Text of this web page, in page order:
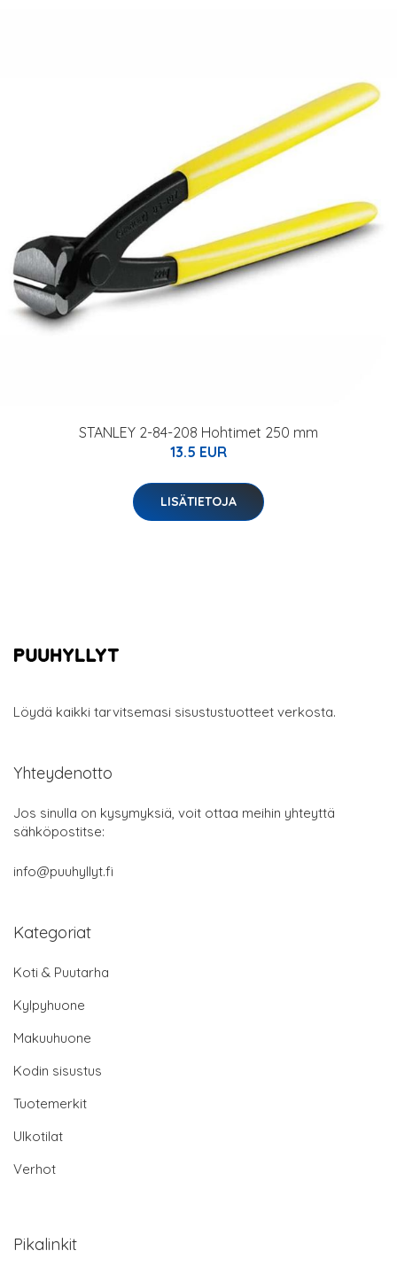
STANLEY 2-84-208 Hohtimet 250 mm
13.5 EUR
LISÄTIETOJA
Löydä kaikki tarvitsemasi sisustustuotteet verkosta.
Yhteydenotto
Jos sinulla on kysymyksiä, voit ottaa meihin yhteyttä
sähköpostitse:
info@puuhyllyt.fi
Kategoriat
Koti & Puutarha
Kylpyhuone
Makuuhuone
Kodin sisustus
Tuotemerkit
Ulkotilat
Verhot
Pikalinkit